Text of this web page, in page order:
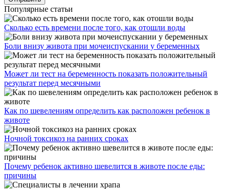
Популярные статьи
Сколько есть времени после того, как отошли воды
Боли внизу живота при мочеиспускании у беременных
Может ли тест на беременность показать положительный
результат перед месячными
Как по шевелениям определить как расположен ребенок в
животе
Ночной токсикоз на ранних сроках
Почему ребенок активно шевелится в животе после еды:
причины